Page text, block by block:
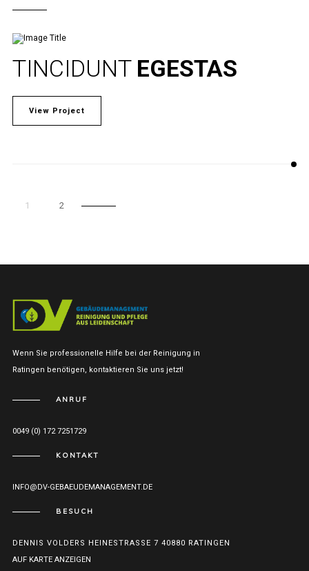
TINCIDUNT EGESTAS
View Project
1 2
Wenn Sie professionelle Hilfe bei der Reinigung in
Ratingen benötigen, kontaktieren Sie uns jetzt!
ANRUF
0049 (0) 172 7251729
KONTAKT
INFO@DV-GEBAEUDEMANAGEMENT.DE
BESUCH
DENNIS VOLDERS HEINESTRASSE 7 40880 RATINGEN
AUF KARTE ANZEIGEN